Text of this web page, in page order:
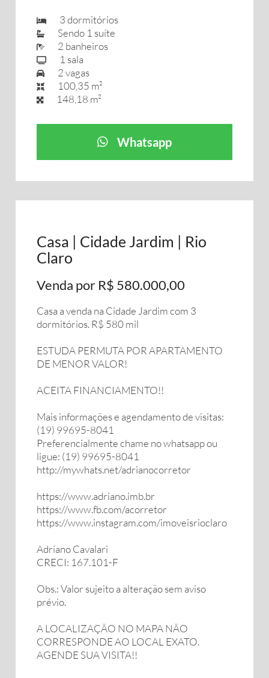
3 dormitórios
Sendo 1 suíte
2 banheiros
1 sala
2 vagas
100,35 m²
148,18 m²
Whatsapp
Casa | Cidade Jardim | Rio
Claro
Venda por R$ 580.000,00
Casa a venda na Cidade Jardim com 3
dormitórios. R$ 580 mil
ESTUDA PERMUTA POR APARTAMENTO
DE MENOR VALOR!
ACEITA FINANCIAMENTO!!
Mais informações e agendamento de visitas:
(19) 99695-8041
Preferencialmente chame no whatsapp ou
ligue: (19) 99695-8041
http://mywhats.net/adrianocorretor
https://www.adriano.imb.br
https://www.fb.com/acorretor
https://www.instagram.com/imoveisrioclaro
Adriano Cavalari
CRECI: 167.101-F
Obs.: Valor sujeito a alteração sem aviso
prévio.
A LOCALIZAÇÃO NO MAPA NÃO
CORRESPONDE AO LOCAL EXATO.
AGENDE SUA VISITA!!